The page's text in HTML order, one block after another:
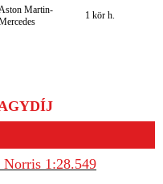
Martin-
1 kör h.
Norris 1:28.549